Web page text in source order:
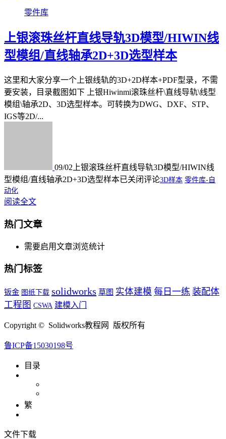
零件库
上银滚珠丝杆直线导轨3D模型/HIWIN线
型模组/直线轴承2D+3D选型样本
这里和大家分享一个上银线轨的3D+2D样本+PDF型录，不需
要安装，目录截图如下 上银Hiwinmi滚珠丝杆\直线导轨\线型
模组\轴承2D、3D选型样本。可转换为DWG、DXF、STP、
IGS等2D/...
09/02 上银滚珠丝杆直线导轨3D模型/HIWIN线
型模组/直线轴承2D+3D选型样本已关闭评论3D样本 零件库-自
动化
阅读全文
热门文章
需要启用文章浏览统计
热门标签
钣金 图纸下载 solidworks 草图 实体建模 每日一练 装配体
工程图 CSWA 建模入门
Copyright © Solidworks教程网 版权所有
鲁ICP备15030198号
目录
繁
文件下载